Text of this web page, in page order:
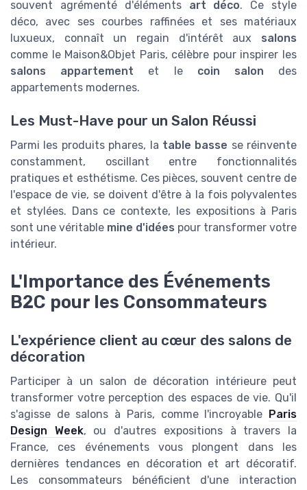
souvent agrémenté d'éléments art déco. Ce style
déco, avec ses courbes raffinées et ses matériaux
luxueux, connaît un regain d'intérêt aux salons
comme le Maison&Objet Paris, célèbre pour inspirer les
salons appartement et le coin salon des
appartements modernes.
Les Must-Have pour un Salon Réussi
Parmi les produits phares, la table basse se réinvente
constamment, oscillant entre fonctionnalités
pratiques et esthétisme. Ces pièces, souvent centre de
l'espace de vie, se doivent d'être à la fois polyvalentes
et stylées. Dans ce contexte, les expositions à Paris
sont une véritable mine d'idées pour transformer votre
intérieur.
L'Importance des Événements
B2C pour les Consommateurs
L'expérience client au cœur des salons de
décoration
Participer à un salon de décoration intérieure peut
transformer votre perception des espaces de vie. Qu'il
s'agisse de salons à Paris, comme l'incroyable Paris
Design Week, ou d'autres expositions à travers la
France, ces événements vous plongent dans les
dernières tendances en décoration et art décoratif.
Les consommateurs bénéficient d'une interaction